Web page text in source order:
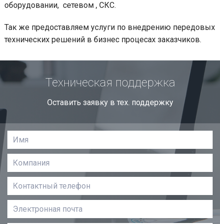
оборудовании, сетевом , СКС.
Так же предоставляем услуги по внедрению передовых
технических решений в бизнес процесах заказчиков.
Техническая поддержка
Оставить заявку в тех. поддержку